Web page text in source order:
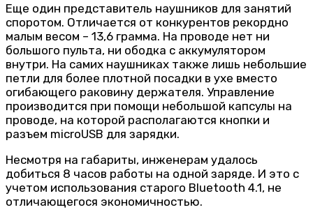
Еще один представитель наушников для занятий
споротом. Отличается от конкурентов рекордно
малым весом – 13,6 грамма. На проводе нет ни
большого пульта, ни ободка с аккумулятором
внутри. На самих наушниках также лишь небольшие
петли для более плотной посадки в ухе вместо
огибающего раковину держателя. Управление
производится при помощи небольшой капсулы на
проводе, на которой располагаются кнопки и
разъем microUSB для зарядки.
Несмотря на габариты, инженерам удалось
добиться 8 часов работы на одной заряде. И это с
учетом использования старого Bluetooth 4.1, не
отличающегося экономичностью.